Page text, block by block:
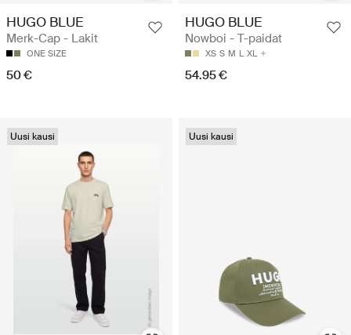
HUGO BLUE
Merk-Cap - Lakit
ONE SIZE
50 €
HUGO BLUE
Nowboi - T-paidat
XS S M L XL
54.95 €
Uusi kausi Uusi kausi